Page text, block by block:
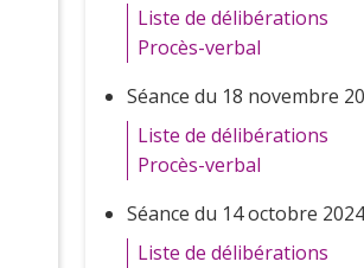
Liste de délibérations
Procès-verbal
Séance du 18 novembre
Liste de délibérations
Procès-verbal
Séance du 14 octobre 2024
Liste de délibérations